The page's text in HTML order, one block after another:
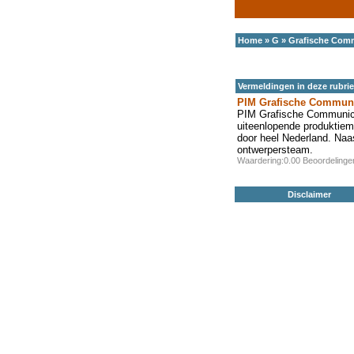
Home » G » Grafische
Vermeldingen in deze
PIM Grafische
PIM Grafische
uiteenlopende
door heel Nederland.
ontwerpersteam.
Waardering:0.00
Disclaimer